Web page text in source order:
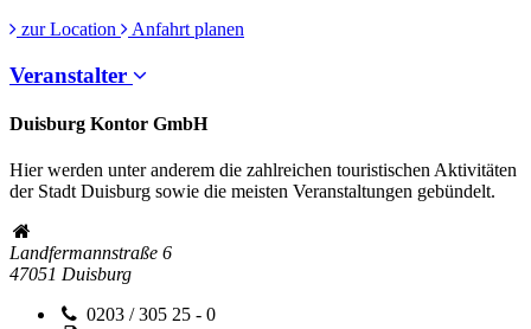
zur Location
Anfahrt planen
Veranstalter
Duisburg Kontor GmbH
Hier werden unter anderem die zahlreichen touristischen Aktivitäten
der Stadt Duisburg sowie die meisten Veranstaltungen gebündelt.
Landfermannstraße 6
47051 Duisburg
0203 / 305 25 - 0